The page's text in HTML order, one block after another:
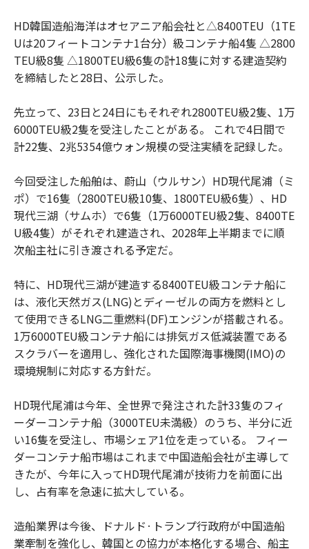
HD韓国造船海洋はオセアニア船会社と△8400TEU（1TE
Uは20フィートコンテナ1台分）級コンテナ船4隻 △2800
TEU級8隻 △1800TEU級6隻の計18隻に対する建造契約
を締結したと28日、公示した。
先立って、23日と24日にもそれぞれ2800TEU級2隻、1万
6000TEU級2隻を受注したことがある。 これで4日間で
計22隻、2兆5354億ウォン規模の受注実績を記録した。
今回受注した船舶は、蔚山（ウルサン）HD現代尾浦（ミ
ポ）で16隻（2800TEU級10隻、1800TEU級6隻）、HD
現代三湖（サムホ）で6隻（1万6000TEU級2隻、8400TE
U級4隻）がそれぞれ建造され、2028年上半期までに順
次船主社に引き渡される予定だ。
特に、HD現代三湖が建造する8400TEU級コンテナ船に
は、液化天然ガス(LNG)とディーゼルの両方を燃料とし
て使用できるLNG二重燃料(DF)エンジンが搭載される。
1万6000TEU級コンテナ船には排気ガス低減装置である
スクラバーを適用し、強化された国際海事機関(IMO)の
環境規制に対応する方針だ。
HD現代尾浦は今年、全世界で発注された計33隻のフィ
ーダーコンテナ船（3000TEU未満級）のうち、半分に近
い16隻を受注し、市場シェア1位を走っている。 フィー
ダーコンテナ船市場はこれまで中国造船会社が主導して
きたが、今年に入ってHD現代尾浦が技術力を前面に出
し、占有率を急速に拡大している。
造船業界は今後、ドナルド·トランプ行政府が中国造船
業牽制を強化し、韓国との協力が本格化する場合、船主